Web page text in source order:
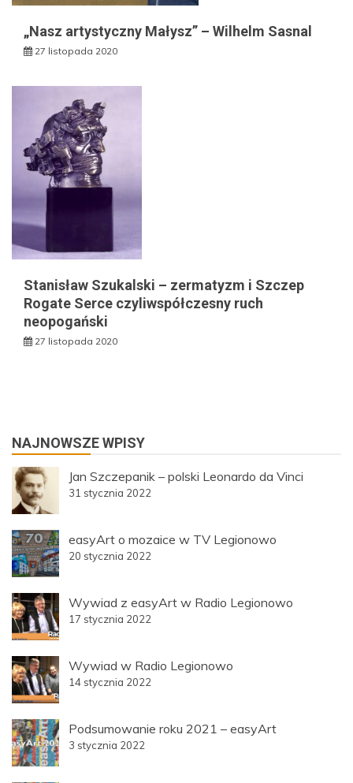
„Nasz artystyczny Małysz” – Wilhelm Sasnal
27 listopada 2020
Stanisław Szukalski – zermatyzm i Szczep
Rogate Serce czyliwspółczesny ruch
neopogański
27 listopada 2020
NAJNOWSZE WPISY
Jan Szczepanik – polski Leonardo da Vinci
31 stycznia 2022
easyArt o mozaice w TV Legionowo
20 stycznia 2022
Wywiad z easyArt w Radio Legionowo
17 stycznia 2022
Wywiad w Radio Legionowo
14 stycznia 2022
Podsumowanie roku 2021 – easyArt
3 stycznia 2022